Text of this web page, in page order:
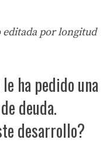
editada por longitud
ha pedido una
deuda.
desarrollo?